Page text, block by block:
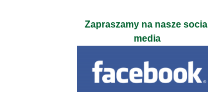
Zapraszamy na nasze social
media